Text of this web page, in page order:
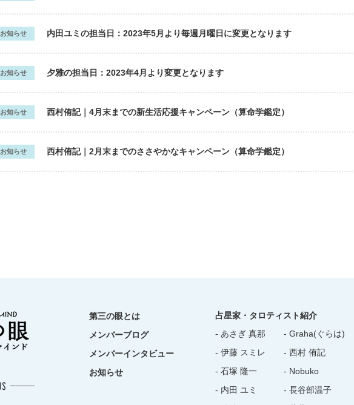
お知らせ 内田ユミの担当日：2023年5月より毎週月曜日に変更となります
お知らせ 夕雅の担当日：2023年4月より変更となります
お知らせ 西村侑記｜4月末までの新生活応援キャンペーン（算命学鑑定）
お知らせ 西村侑記｜2月末までのささやかなキャンペーン（算命学鑑定）
第三の眼とは
メンバーブログ
メンバーインタビュー
お知らせ
占星家・タロティスト紹介
- あさぎ 真那
- 伊藤 スミレ
- 石塚 隆一
- 内田 ユミ
- Graha(ぐらは)
- 西村 侑記
- Nobuko
- 長谷部温子